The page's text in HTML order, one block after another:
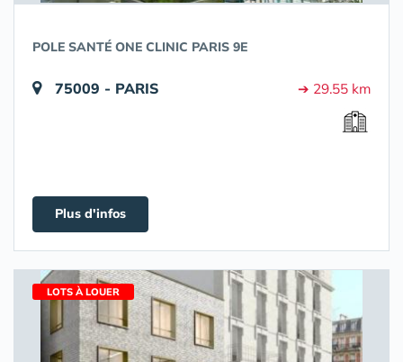
POLE SANTÉ ONE CLINIC PARIS 9E
75009 - PARIS ➔ 29.55 km
Plus d'infos
LOTS À LOUER